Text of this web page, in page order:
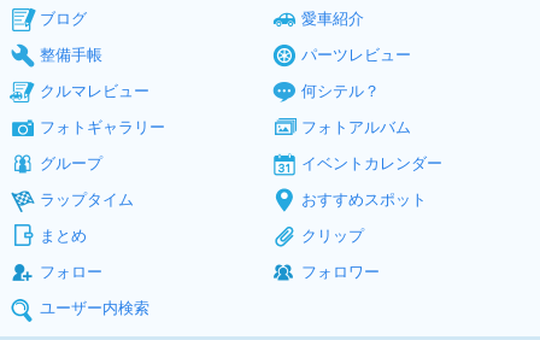
ブログ
愛車紹介
整備手帳
パーツレビュー
クルマレビュー
何シテル？
フォトギャラリー
フォトアルバム
グループ
イベントカレンダー
ラップタイム
おすすめスポット
まとめ
クリップ
フォロー
フォロワー
ユーザー内検索